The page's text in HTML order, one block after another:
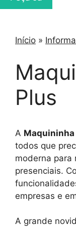
Início »
Plus
A
todos que
moderna para
presenciais.
empresas e
A grande